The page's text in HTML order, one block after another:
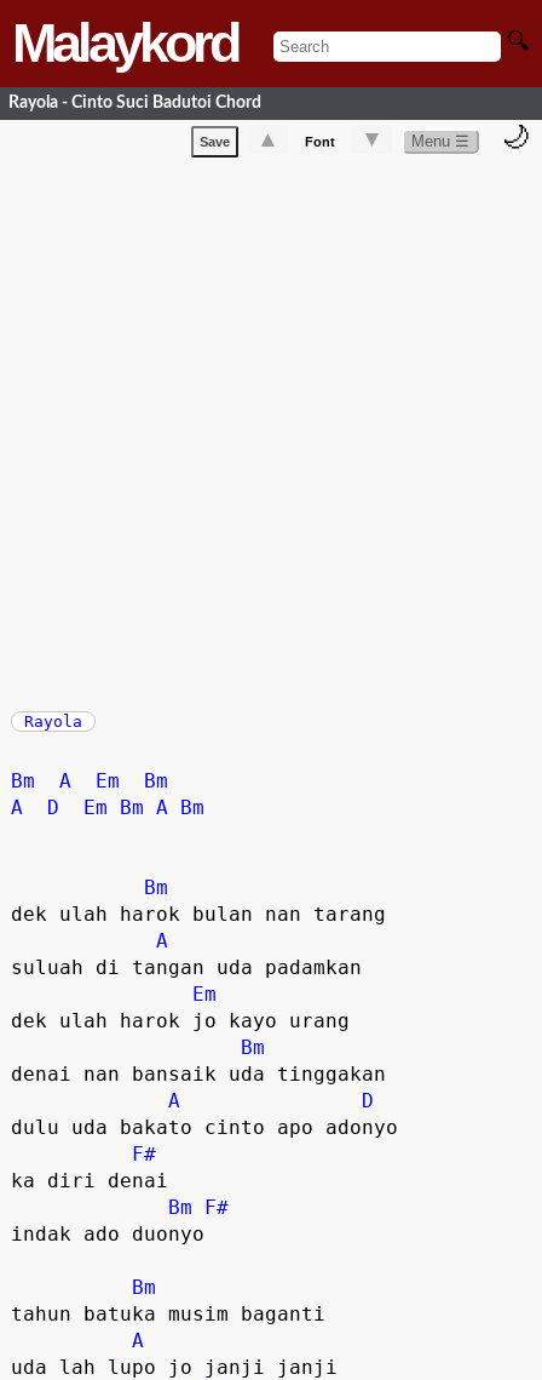
Malaykord 🔍
Rayola - Cinto Suci Badutoi Chord
Save ▲ Font ▼ Menu ☰ 🌙
Rayola
Bm A Em
Bm
A
D Em Bm A Bm
Bm
dek ulah harok bulan nan tarang
A
suluah di tangan uda padamkan
Em
dek ulah harok jo kayo urang
Bm
denai nan bansaik uda tinggakan
A
D
dulu uda bakato cinto apo adonyo
F#
ka diri denai
Bm
F#
indak ado duonyo
Bm
tahun batuka musim baganti
A
uda lah lupo jo janji janji